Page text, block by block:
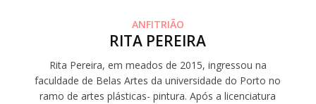
ANFITRIÃO
RITA PEREIRA
Rita Pereira, em meados de 2015, ingressou na
faculdade de Belas Artes da universidade do Porto no
ramo de artes plásticas- pintura. Após a licenciatura